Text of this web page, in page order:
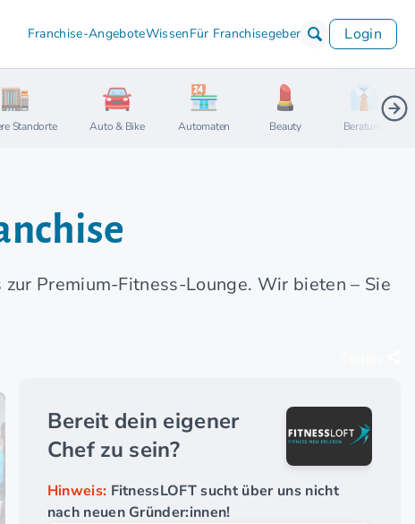
Franchise-AngeboteWissenFür Franchisegeber Login
Standorte Auto & Bike Automaten Beauty Beratung
Premium-Fitness-Lounge. Wir bieten – Sie
Bereit dein eigener
Chef zu sein?
Hinweis: FitnessLOFT sucht über uns nicht
nach neuen Gründer:innen!